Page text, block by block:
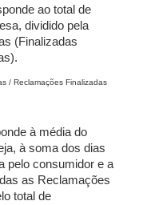
ao total de
dividido pela
(Finalizadas
/ Reclamações Finalizadas
à média do
à soma dos dias
pelo consumidor e a
as Reclamações
total de